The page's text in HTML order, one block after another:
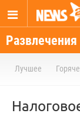
Развлечения
Лучшее